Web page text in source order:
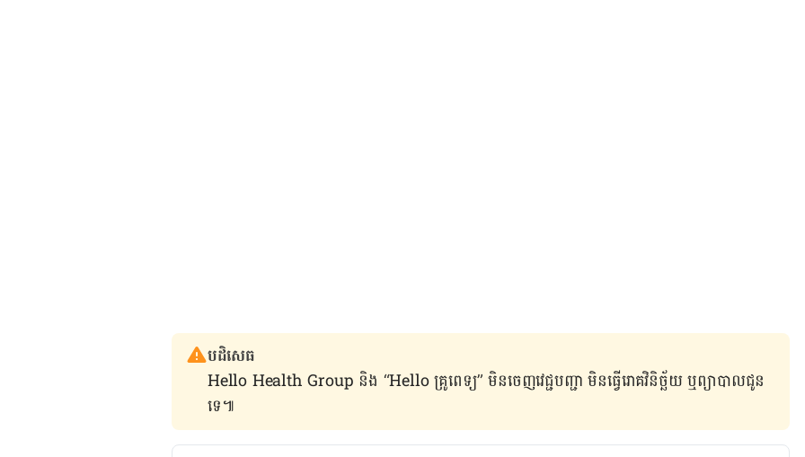
បដិសេធ
Hello Health Group និង “Hello គ្រូពេទ្យ” មិន​ចេញ​វេជ្ជបញ្ជា មិន​ធ្វើ​រោគវិនិច្ឆ័យ ឬ​ព្យាបាល​ជូន​
ទេ៕